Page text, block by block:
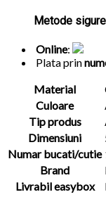
Metode
Online:
Plata prin
Material
Culoare
Tip produs
Dimensiuni
Numar bucati/cutie
Brand
Livrabil easybox